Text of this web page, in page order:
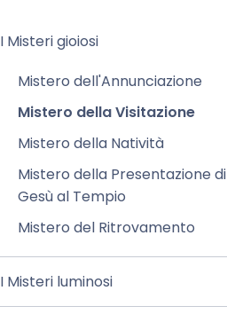
I Misteri gioiosi
Mistero dell'Annunciazione
Mistero della Visitazione
Mistero della Natività
Mistero della Presentazione di
Gesù al Tempio
Mistero del Ritrovamento
I Misteri luminosi